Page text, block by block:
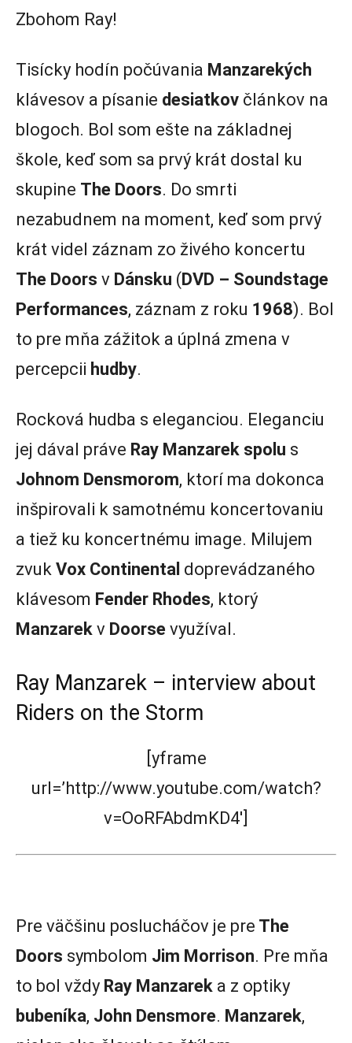
Zbohom Ray!
Tisícky hodín počúvania Manzarekých
klávesov a písanie desiatkov článkov na
blogoch. Bol som ešte na základnej
škole, keď som sa prvý krát dostal ku
skupine The Doors. Do smrti
nezabudnem na moment, keď som prvý
krát videl záznam zo živého koncertu
The Doors v Dánsku (DVD – Soundstage
Performances, záznam z roku 1968). Bol
to pre mňa zážitok a úplná zmena v
percepcii hudby.
Rocková hudba s eleganciou. Eleganciu
jej dával práve Ray Manzarek spolu s
Johnom Densmorom, ktorí ma dokonca
inšpirovali k samotnému koncertovaniu
a tiež ku koncertnému image. Milujem
zvuk Vox Continental doprevádzaného
klávesom Fender Rhodes, ktorý
Manzarek v Doorse využíval.
Ray Manzarek – interview about
Riders on the Storm
[yframe
url=’http://www.youtube.com/watch?
v=OoRFAbdmKD4′]
Pre väčšinu poslucháčov je pre The
Doors symbolom Jim Morrison. Pre mňa
to bol vždy Ray Manzarek a z optiky
bubeníka, John Densmore. Manzarek,